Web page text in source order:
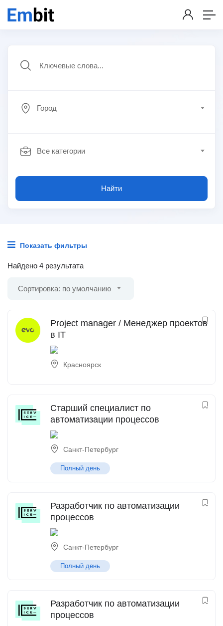
Город
Все категории
Найти
Показать фильтры
Найдено 4 результата
Сортировка: по умолчанию
Project manager / Менеджер проектов
в IT
Красноярск
Старший специалист по
автоматизации процессов
Санкт-Петербург
Полный день
Разработчик по автоматизации
процессов
Санкт-Петербург
Полный день
Разработчик по автоматизации
процессов